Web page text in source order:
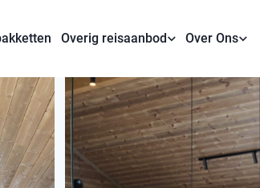
Overig reisaanbod Over Ons